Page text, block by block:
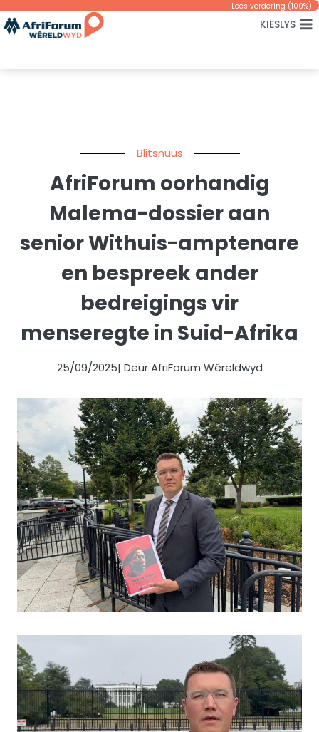
Skip
to
Lees vordering (100%)
KIESLYS
Blitsnuus
AfriForum oorhandig
Malema-dossier aan
senior Withuis-amptenare
en bespreek ander
bedreigings vir
menseregte in Suid-Afrika
25/09/2025| Deur AfriForum Wêreldwyd